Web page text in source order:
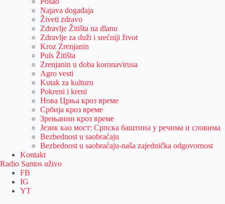
Najava događaja
Živeti zdravo
Zdravlje Žitišta na dlanu
Zdravlje za duži i srećniji život
Kroz Zrenjanin
Puls Žitišta
Zrenjanin u doba koronavirusa
Agro vesti
Kutak za kulturu
Pokreni i kreni
Нова Црња кроз време
Србија кроз време
Зрењанин кроз време
Језик као мост: Српска баштина у речима и словима
Bezbednost u saobraćaju
Bezbednost u saobraćaju-naša zajednička odgovornost
Kontakt
Radio Santos uživo
FB
IG
YT